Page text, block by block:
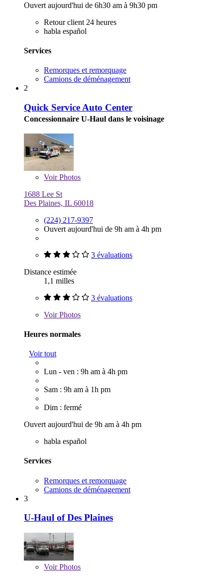
Ouvert aujourd'hui de 6h30 am à 9h30 pm
Retour client 24 heures
habla español
Services
Remorques et remorquage
Camions de déménagement
2
Quick Service Auto Center
Concessionnaire U-Haul dans le voisinage
VoirPhotos
1688 Lee St
Des Plaines, IL 60018
(224) 217-9397
Ouvert aujourd'hui de 9h am à 4h pm
3 évaluations
Distance estimée
1,1 milles
3 évaluations
VoirPhotos
Heures normales
Voir tout
Lun - ven : 9h am à 4h pm
Sam : 9h am à 1h pm
Dim : fermé
Ouvert aujourd'hui de 9h am à 4h pm
habla español
Services
Remorques et remorquage
Camions de déménagement
3
U-Haul of Des Plaines
VoirPhotos